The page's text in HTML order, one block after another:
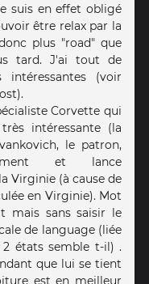
suis en effet obligé
être relax par la
plus "road" que
tard. J'ai tout de
intéressantes (voir
Corvette qui
intéressante (la
le patron,
et lance
Virginie (à cause de
en Virginie). Mot
mais sans saisir le
de language (liée
états semble t-il) .
que lui se tient
est en meilleur